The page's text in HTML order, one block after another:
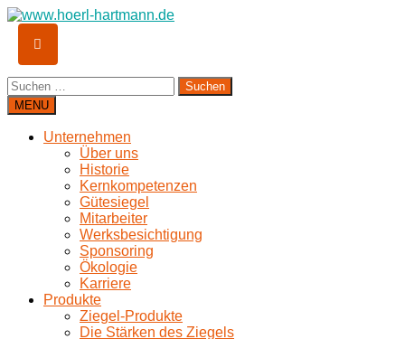
Suchen
nach:
MENU
Unternehmen
Über uns
Historie
Kernkompetenzen
Gütesiegel
Mitarbeiter
Werksbesichtigung
Sponsoring
Ökologie
Karriere
Produkte
Ziegel-Produkte
Die Stärken des Ziegels